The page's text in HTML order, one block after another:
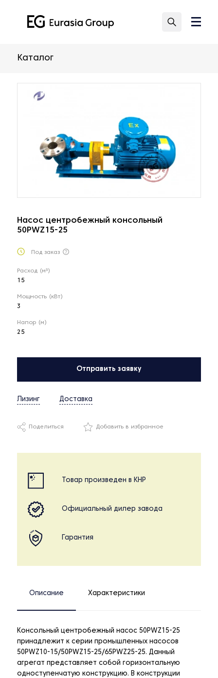
Каталог
Насос центробежный консольный
50PWZ15-25
Под заказ
Расход (м³)
15
Мощность (кВт)
3
Напор (м)
25
Отправить заявку
Лизинг Доставка
Поделиться Добавить в избранное
Товар произведен в КНР
Официальный дилер завода
Гарантия
Описание Характеристики
Консольный центробежный насос 50PWZ15-25
принадлежит к серии промышленных насосов
50PWZ10-15/50PWZ15-25/65PWZ25-25. Данный
агрегат представляет собой горизонтальную
одноступенчатую конструкцию. В конструкции